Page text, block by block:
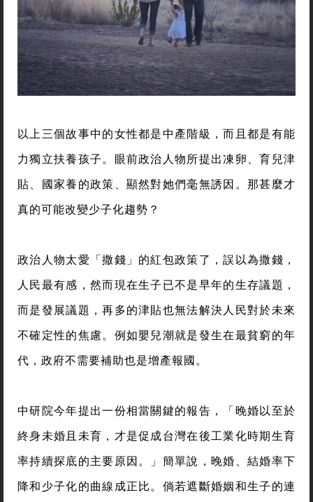
以上三個故事中的女性都是中產階級，而且都是有能
力獨立扶養孩子。眼前政治人物所提出凍卵、育兒津
貼、國家養的政策、顯然對她們毫無誘因。那甚麼才
真的可能改變少子化趨勢？
政治人物太愛「撒錢」的紅包政策了，誤以為撒錢，
人民最有感，然而現在生子已不是早年的生存議題，
而是發展議題，再多的津貼也無法解決人民對於未來
不確定性的焦慮。例如嬰兒潮就是發生在最貧窮的年
代，政府不需要補助也是增產報國。
中研院今年提出一份相當關鍵的報告，「晚婚以至於
終身未婚且未育，才是促成台灣在後工業化時期生育
率持續探底的主要原因。」簡單說，晚婚、結婚率下
降和少子化的曲線成正比。倘若遮斷婚姻和生子的連